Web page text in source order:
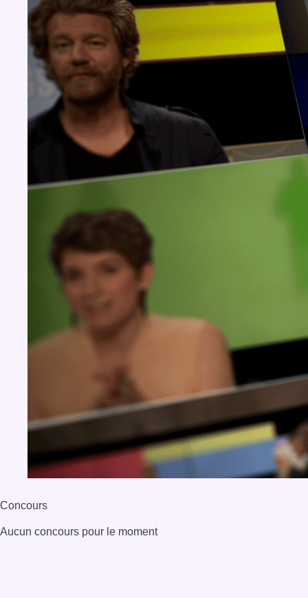
Concours
Aucun concours pour le moment